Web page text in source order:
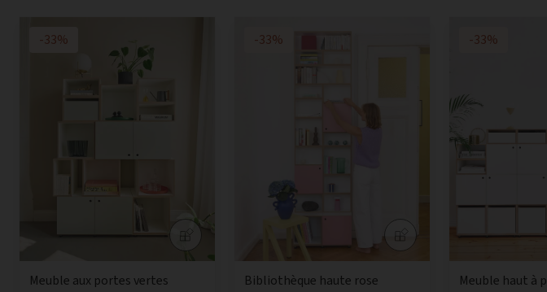
-33%
Meuble aux portes vertes
-33%
Bibliothèque haute rose
-33%
Meuble haut à